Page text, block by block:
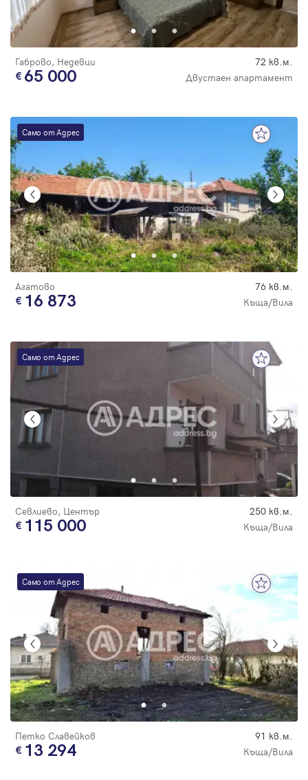
Габрово, Недевци 72 кв.м.
65 000 Двустаен апартамент
Само от Адрес
Агатово 76 кв.м.
16 873 Къща/Вила
Само от Адрес
Севлиево, Център 250 кв.м.
115 000 Къща/Вила
Само от Адрес
Петко Славейков 91 кв.м.
13 294 Къща/Вила
Парола
Регистрация